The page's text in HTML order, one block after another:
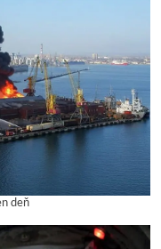
deň